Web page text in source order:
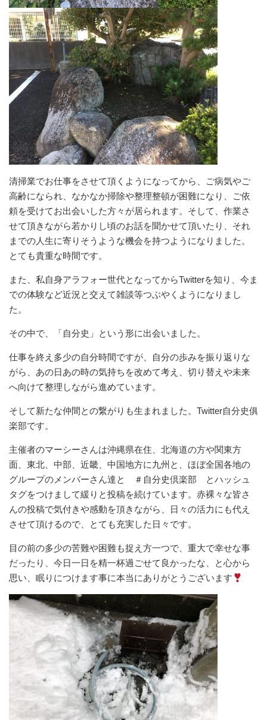
清掃業でお仕事をさせて頂くようになってから、ご病気やご
高齢になられ、なかなか掃除や整理整頓が困難になり、ご依
頼を受けてお出会いした方々が居られます。そして、作業さ
せて頂きながら若かりし頃のお話を聞かせて頂いたり、それ
までの人生に寄りそうような機会を持つようになりました。
とても貴重な時間です。
また、私自身アラフォー世代となってからTwitterを知り、今ま
での体験など近況と交えて雑談等つぶやくようになりまし
た。
その中で、「自分史」という形に出会いました。
仕事を終え多少の自分時間ですが、自分の歩みを振り返りな
がら、あの日あの時の気持ちを改めて考え、切り替えや未来
へ向けて整理しながら進めています。
そして新たな仲間との繋がりも生まれました。Twitter自分史俱
楽部です。
主催者のマーシーさんは沖縄県在住、北海道の方や関東方
面、東北、中部、近畿、中国地方に九州と、ほぼ全国各地の
グループのメンバーさん達と ＃自分史倶楽部 とハッシュ
タグをつけまして緩りと投稿を続けています。赤裸々な皆さ
んの投稿で気付きや感動を頂きながら、日々の活力にも代え
させて頂けるので、とても充実した日々です。
目の前の多少の苦難や困難も捉え方一つで、重大で幸せな事
だったり、今日一日を精一杯過ごせて良かったな、と心から
思い、眠りにつけます事に本当にありがとうございます